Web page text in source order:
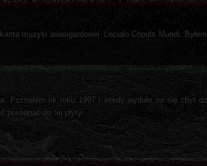
muzyki awangardowej. Leciało Copula Mundi.
Poznałem ok roku 1997 i wtedy wydało mi się zbyt
porównać do tej płyty.